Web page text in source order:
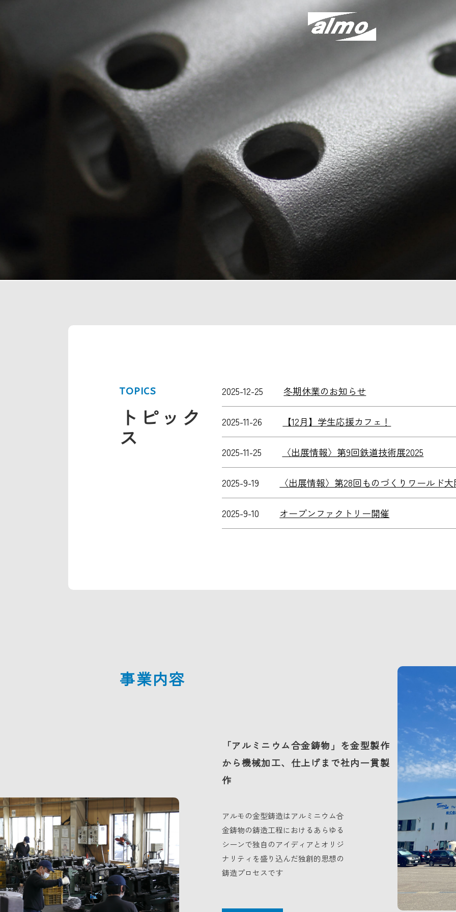
TOPICS
トピック
ス
2025-12-25 冬期休業のお知らせ
2025-11-26 【12月】学生応援カフェ！
2025-11-25 〈出展情報〉第9回鉄道技術展2025
2025-9-19 〈出展情報〉第28回ものづくりワールド
2025-9-10 オープンファクトリー開催
事業内容
「アルミニウム合金鋳物」を金型製作
から機械加工、仕上げまで社内一貫製
作
アルモの金型鋳造はアルミニウム合
金鋳物の鋳造工程におけるあらゆる
シーンで独自のアイディアとオリジ
ナリティを盛り込んだ独創的思想の
鋳造プロセスです